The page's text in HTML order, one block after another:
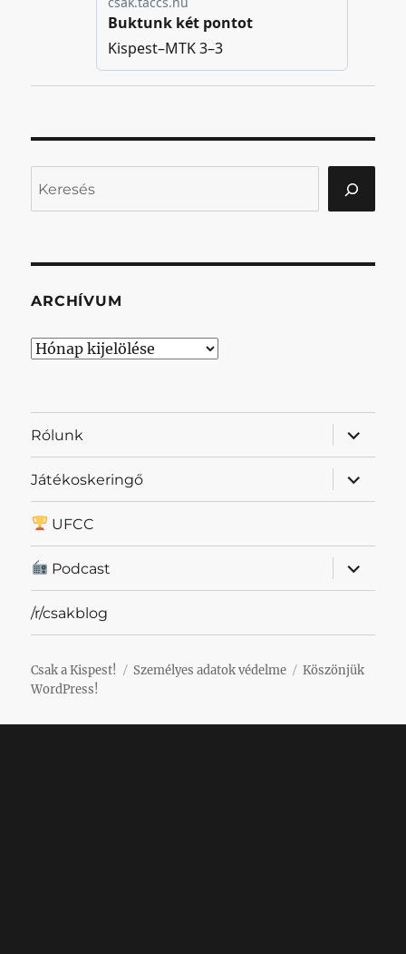
ARCHÍVUM
Archívum
Rólunk
almenü
Játékoskeringő
almenü
UFCC
Podcast
almenü
/r/csakblog
Csak a Kispest! Személyes adatok védelme
Köszönjük
WordPress!